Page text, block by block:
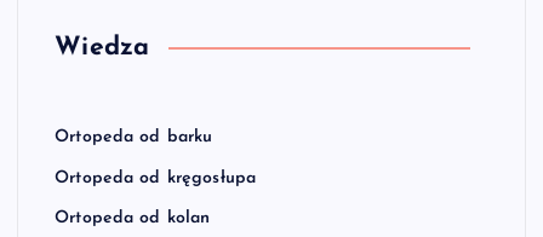
Wiedza
Ortopeda od barku
Ortopeda od kręgosłupa
Ortopeda od kolan